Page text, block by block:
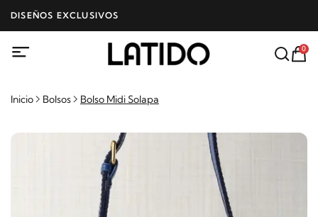
DISEÑOS EXCLUSIVOS
0
Inicio Bolsos Bolso Midi Solapa